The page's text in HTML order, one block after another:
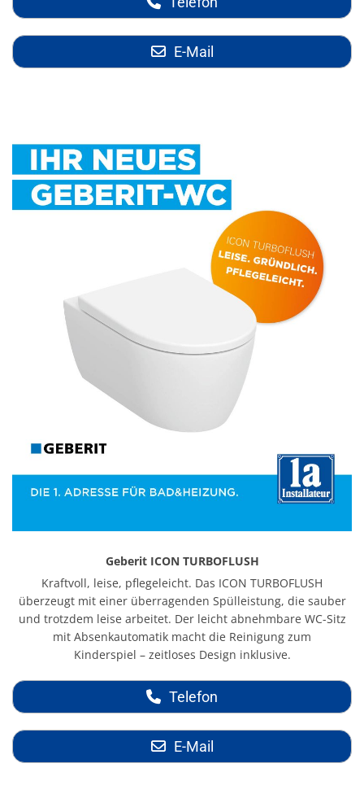
E-Mail
Geberit ICON TURBOFLUSH
Kraftvoll, leise, pflegeleicht. Das ICON TURBOFLUSH
überzeugt mit einer überragenden Spülleistung, die sauber
und trotzdem leise arbeitet. Der leicht abnehmbare WC-Sitz
mit Absenkautomatik macht die Reinigung zum
Kinderspiel – zeitloses Design inklusive.
Telefon
E-Mail